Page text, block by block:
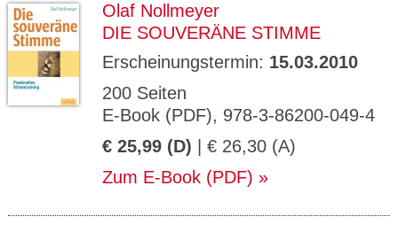
Olaf Nollmeyer
DIE SOUVERÄNE STIMME
Erscheinungstermin: 15.03.2010
200 Seiten
E-Book (PDF), 978-3-86200-049-4
€ 25,99 (D) | € 26,30 (A)
Zum E-Book (PDF)